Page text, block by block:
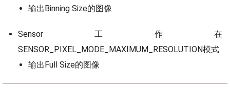
输出Binning Size的图像
Sensor工作在
SENSOR_PIXEL_MODE_MAXIMUM_RESOLUTION模式
输出Full Size的图像